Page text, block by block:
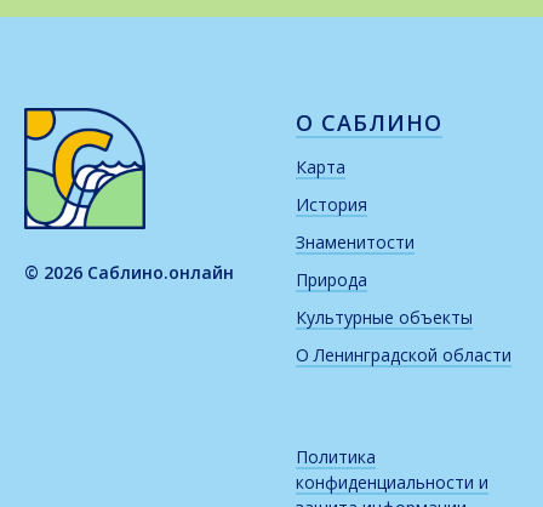
© 2026 Саблино.онлайн
О САБЛИНО
Карта
История
Знаменитости
Природа
Культурные объекты
О Ленинградской области
Политика
конфиденциальности и